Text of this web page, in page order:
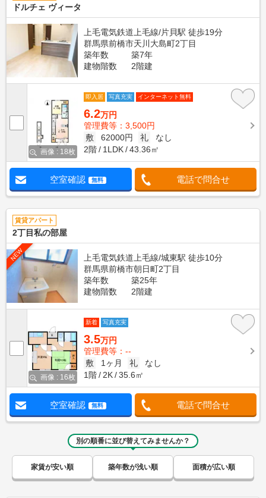
ドルチェ ヴィータ
上毛電気鉄道上毛線/片貝駅 徒歩19分
群馬県前橋市天川大島町2丁目
築年数
築7年
建物階数
2階建
画像 : 18枚
即入居 写真充実 インターネット無料
6.2万円
管理費等：3,500円
敷
62000円 礼
なし
2階
1LDK 43.36㎡
空室確認 無料 電話で問合せ
賃貸アパート
2丁目私の部屋
NEW
上毛電気鉄道上毛線/城東駅 徒歩10分
群馬県前橋市朝日町2丁目
築年数
築25年
建物階数
2階建
画像 : 16枚
新着 写真充実
3.5万円
管理費等：--
敷
1ヶ月 礼
なし
1階
2K 35.6㎡
空室確認 無料 電話で問合せ
別の順番に並び替えてみませんか？
家賃が安い順 築年数が浅い順 面積が広い順